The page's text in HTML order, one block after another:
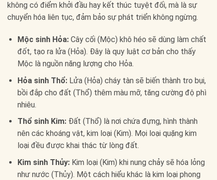
không có điểm khởi đầu hay kết thúc tuyệt đối, mà là sự
chuyển hóa liên tục, đảm bảo sự phát triển không ngừng.
Mộc sinh Hỏa:Cây cối (Mộc) khô héo sẽ dùng làm chất
đốt, tạo ra lửa (Hỏa). Đây là quy luật cơ bản cho thấy
Mộc là nguồn năng lượng cho Hỏa.
Hỏa sinh Thổ:Lửa (Hỏa) cháy tàn sẽ biến thành tro bụi,
bồi đắp cho đất (Thổ) thêm màu mỡ, tăng cường độ phì
nhiêu.
Thổ sinh Kim:Đất (Thổ) là nơi chứa đựng, hình thành
nên các khoáng vật, kim loại (Kim). Mọi loại quặng kim
loại đều được khai thác từ lòng đất.
Kim sinh Thủy:Kim loại (Kim) khi nung chảy sẽ hóa lỏng
như nước (Thủy). Một cách hiểu khác là kim loại phong